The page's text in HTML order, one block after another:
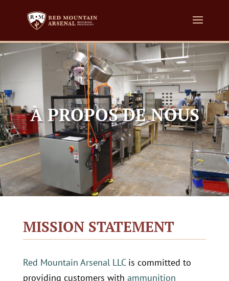
À PROPOS DE NOUS
MISSION STATEMENT
Red Mountain Arsenal LLCis committed to
providing customers with ammunition